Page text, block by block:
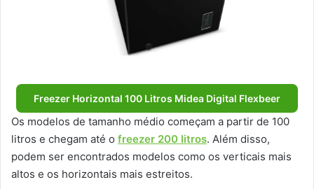
Freezer Horizontal 100 Litros Midea Digital Flexbeer
Os modelos de tamanho médio começam a partir de 100
litros e chegam até o freezer 200 litros. Além disso,
podem ser encontrados modelos como os verticais mais
altos e os horizontais mais estreitos.